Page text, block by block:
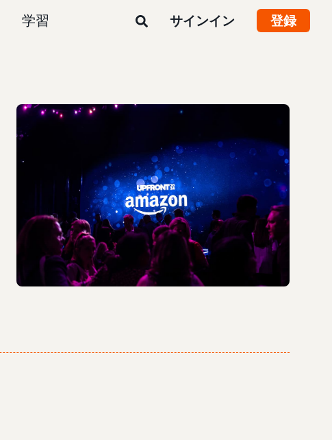
学習 サインイン 登録